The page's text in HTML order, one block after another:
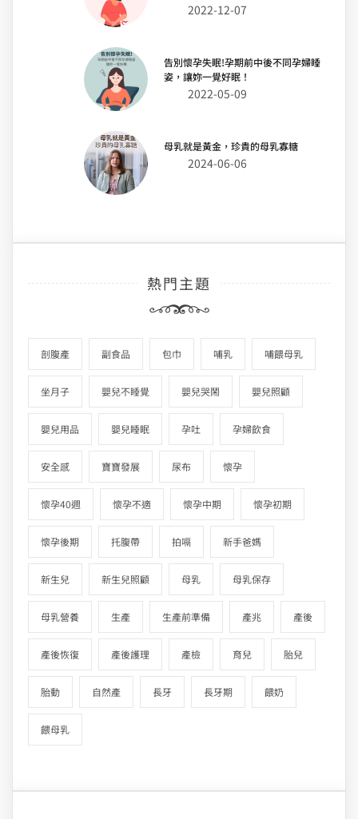
2022-12-07
告別懷孕失眠!孕期前中後不同孕婦睡
姿，讓妳一覺好眠！
2022-05-09
母乳就是黃金，珍貴的母乳寡糖
2024-06-06
熱門主題
剖腹產 副食品 包巾 哺乳 哺餵母乳
坐月子 嬰兒不睡覺 嬰兒哭鬧 嬰兒照顧
嬰兒用品 嬰兒睡眠 孕吐 孕婦飲食
安全感 寶寶發展 尿布 懷孕
懷孕40週 懷孕不適 懷孕中期 懷孕初期
懷孕後期 托腹帶 拍嗝 新手爸媽
新生兒 新生兒照顧 母乳 母乳保存
母乳營養 生產 生產前準備 產兆 產後
產後恢復 產後護理 產檢 育兒 胎兒
胎動 自然產 長牙 長牙期 餵奶
餵母乳